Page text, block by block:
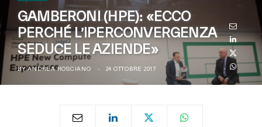
GAMBERONI (HPE): «ECCO
PERCHÉ L’IPERCONVERGENZA
SEDUCE LE AZIENDE»
BY ANDREA ROSCIANO 24 OTTOBRE 2017